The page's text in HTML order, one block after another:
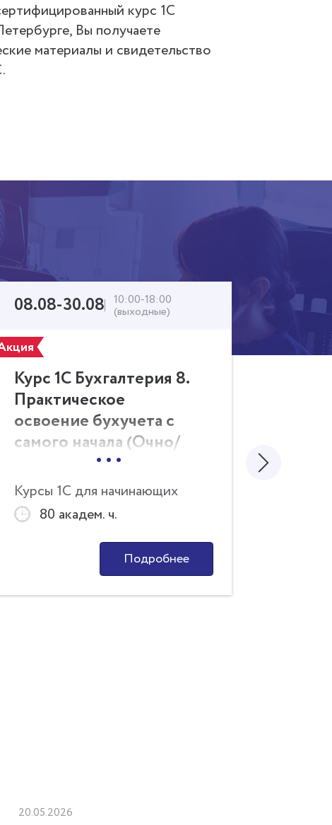
курс 1С
Вы получаете
материалы и свидетельство
08.08-30.08 10:00-18:00
(выходные)
Курс 1С Бухгалтерия 8.
Практическое
освоение бухучета с
самого начала (Очно/
...
Курсы 1С для начинающих
80 академ. ч.
Подробнее
Акция
08.08-
20.05.2026